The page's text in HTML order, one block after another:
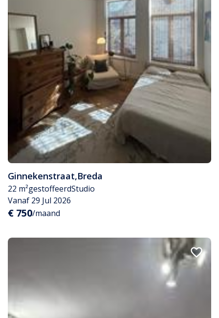
Ginnekenstraat,Breda
22 m²gestoffeerdStudio
Vanaf 29 Jul 2026
€ 750/maand